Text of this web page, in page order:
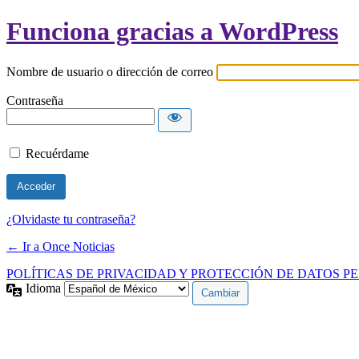
Funciona gracias a WordPress
Nombre de usuario o dirección de correo
Contraseña
Recuérdame
¿Olvidaste tu contraseña?
← Ir a Once Noticias
POLÍTICAS DE PRIVACIDAD Y PROTECCIÓN DE DATOS
Idioma